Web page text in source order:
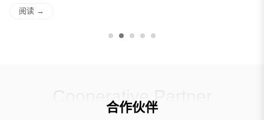
阅读 →
合作伙伴
Cooperative Partner